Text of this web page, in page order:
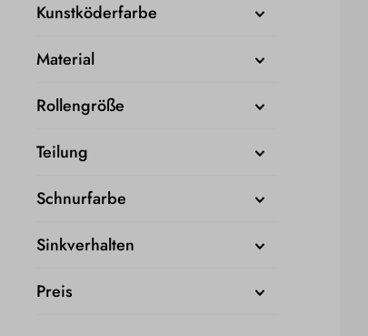
Kunstköderfarbe
Material
Rollengröße
Teilung
Schnurfarbe
Sinkverhalten
Preis